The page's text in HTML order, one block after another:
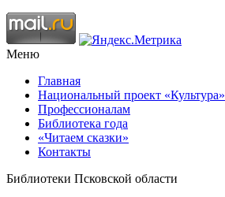
Меню
Главная
Национальный проект «Культура»
Профессионалам
Библиотека года
«Читаем сказки»
Контакты
Библиотеки Псковской области